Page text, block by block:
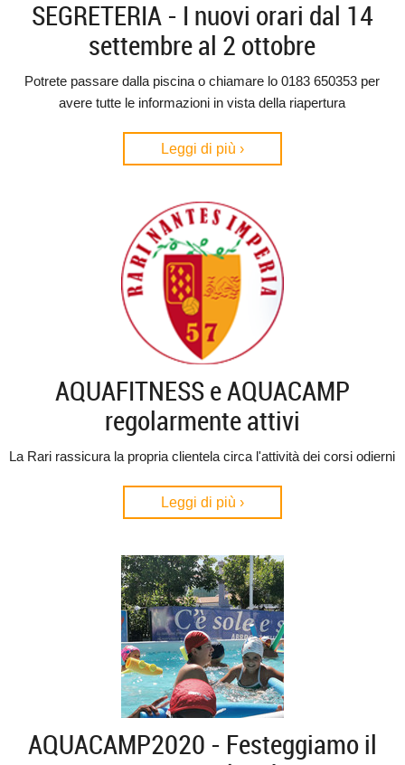
SEGRETERIA - I nuovi orari dal 14
settembre al 2 ottobre
Potrete passare dalla piscina o chiamare lo 0183 650353 per
avere tutte le informazioni in vista della riapertura
Leggi di più ›
AQUAFITNESS e AQUACAMP
regolarmente attivi
La Rari rassicura la propria clientela circa l'attività dei corsi odierni
Leggi di più ›
AQUACAMP2020 - Festeggiamo il